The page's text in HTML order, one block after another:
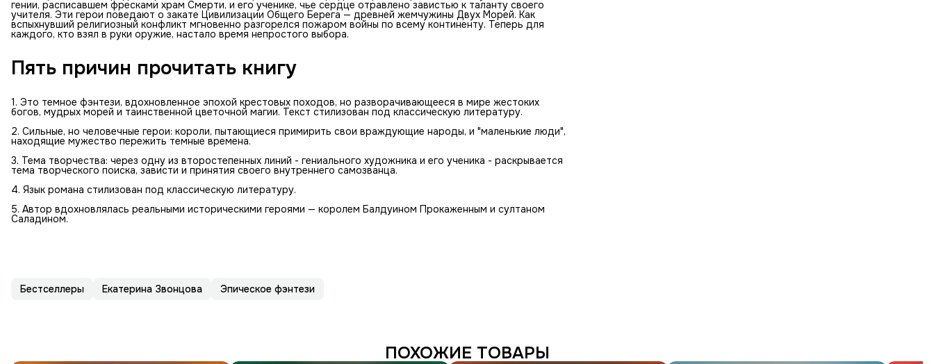
гении, расписавшем фресками храм Смерти, и его ученике, чье сердце отравлено завистью к таланту своего
учителя. Эти герои поведают о закате Цивилизации Общего Берега — древней жемчужины Двух Морей. Как
вспыхнувший религиозный конфликт мгновенно разгорелся пожаром войны по всему континенту. Теперь для
каждого, кто взял в руки оружие, настало время непростого выбора.
Пять причин прочитать книгу
1. Это темное фэнтези, вдохновленное эпохой крестовых походов, но разворачивающееся в мире жестоких
богов, мудрых морей и таинственной цветочной магии. Текст стилизован под классическую литературу.
2. Сильные, но человечные герои: короли, пытающиеся примирить свои враждующие народы, и "маленькие люди",
находящие мужество пережить темные времена.
3. Тема творчества: через одну из второстепенных линий - гениального художника и его ученика - раскрывается
тема творческого поиска, зависти и принятия своего внутреннего самозванца.
4. Язык романа стилизован под классическую литературу.
5. Автор вдохновлялась реальными историческими героями — королем Балдуином Прокаженным и султаном
Саладином.
Бестселлеры Екатерина Звонцова Эпическое фэнтези
ПОХОЖИЕ ТОВАРЫ